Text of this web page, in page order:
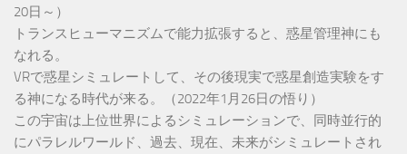
20日～）
トランスヒューマニズムで能力拡張すると、惑星管理神にも
なれる。
VRで惑星シミュレートして、その後現実で惑星創造実験をす
る神になる時代が来る。（2022年1月26日の悟り）
この宇宙は上位世界によるシミュレーションで、同時並行的
にパラレルワールド、過去、現在、未来がシミュレートされ